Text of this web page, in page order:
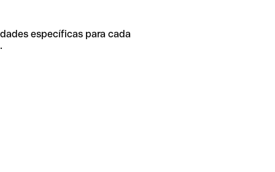
específicas para cada